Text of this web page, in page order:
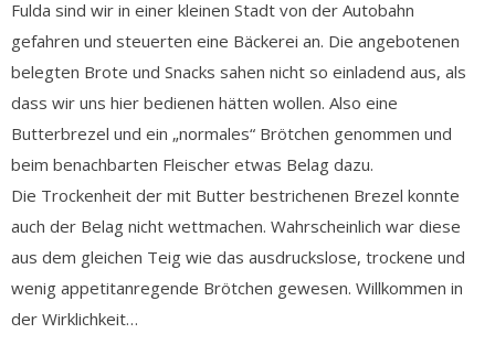
Fulda sind wir in einer kleinen Stadt von der Autobahn
gefahren und steuerten eine Bäckerei an. Die angebotenen
belegten Brote und Snacks sahen nicht so einladend aus, als
dass wir uns hier bedienen hätten wollen. Also eine
Butterbrezel und ein „normales“ Brötchen genommen und
beim benachbarten Fleischer etwas Belag dazu.
Die Trockenheit der mit Butter bestrichenen Brezel konnte
auch der Belag nicht wettmachen. Wahrscheinlich war diese
aus dem gleichen Teig wie das ausdruckslose, trockene und
wenig appetitanregende Brötchen gewesen. Willkommen in
der Wirklichkeit…